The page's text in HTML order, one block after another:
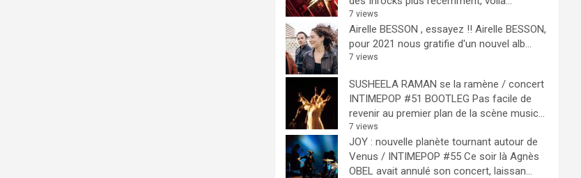
7 views
Airelle BESSON , essayez !! Airelle BESSON,
pour 2021 nous gratifie d'un nouvel alb...
7 views
SUSHEELA RAMAN se la ramène / concert
INTIMEPOP #51 BOOTLEG Pas facile de
revenir au premier plan de la scène music...
7 views
JOY : nouvelle planète tournant autour de
Venus / INTIMEPOP #55 Ce soir là Agnès
OBEL avait annulé son concert, laissan...